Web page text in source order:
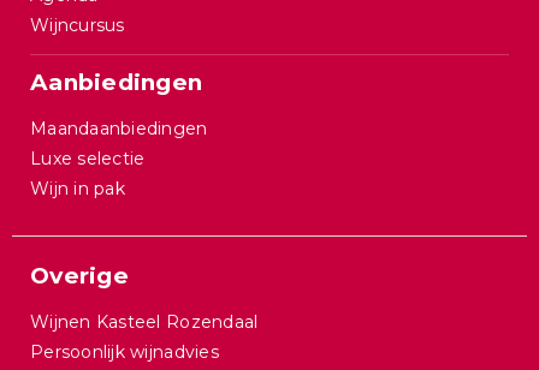
Wijncursus
Aanbiedingen
Maandaanbiedingen
Luxe selectie
Wijn in pak
Overige
Wijnen Kasteel Rozendaal
Persoonlijk wijnadvies